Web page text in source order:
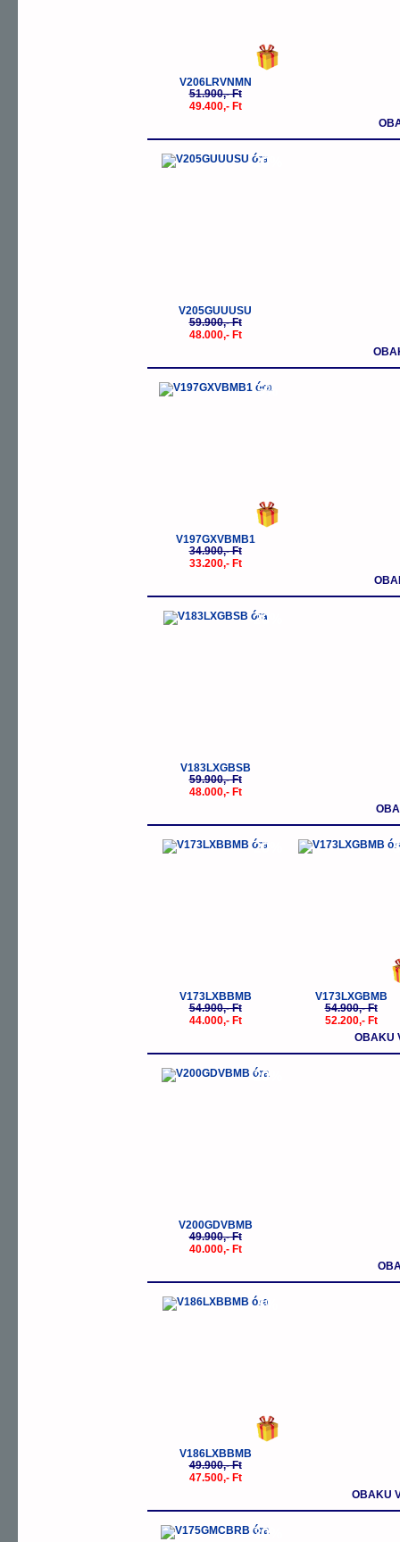
V206LRVNMN
51.900,- Ft
49.400,- Ft
-20%
V205GUUUSU
59.900,- Ft
48.000,- Ft
-5%
V197GXVBMB1
34.900,- Ft
33.200,- Ft
-20%
V183LXGBSB
59.900,- Ft
48.000,- Ft
-20%
V173LXBBMB
54.900,- Ft
44.000,- Ft
-
V173LXGBMB
54.900,- Ft
52.200,- Ft
OBAKU
-20%
V200GDVBMB
49.900,- Ft
40.000,- Ft
-5%
V186LXBBMB
49.900,- Ft
47.500,- Ft
OBAKU
-30%